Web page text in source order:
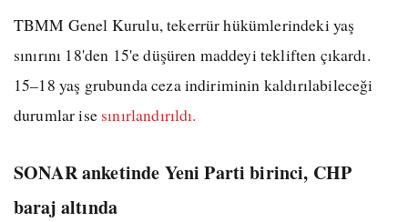
TBMM Genel Kurulu, tekerrür hükümlerindeki yaş
sınırını 18'den 15'e düşüren maddeyi tekliften çıkardı.
15–18 yaş grubunda ceza indiriminin kaldırılabileceği
durumlar ise sınırlandırıldı.
SONAR anketinde Yeni Parti birinci, CHP
baraj altında